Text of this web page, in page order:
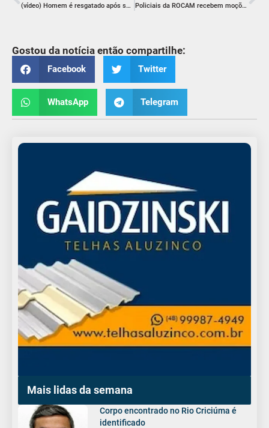
(vídeo) Homem é resgatado após sofrer torção durante trilha em Praia Grande Policiais da ROCAM recebem moções de congratulações do Legislativo
Gostou da notícia então compartilhe:
Facebook Twitter
WhatsApp Telegram
Mais lidas da semana
Corpo encontrado no Rio Criciúma é
identificado